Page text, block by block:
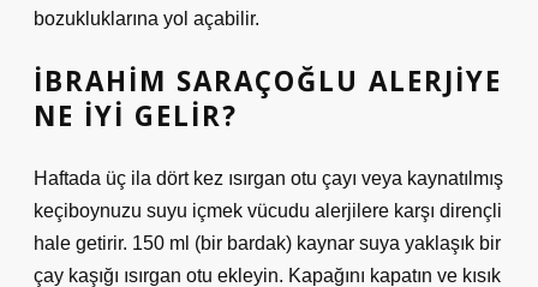
bozukluklarına yol açabilir.
İBRAHIM SARAÇOĞLU ALERJIYE
NE IYI GELIR?
Haftada üç ila dört kez ısırgan otu çayı veya kaynatılmış
keçiboynuzu suyu içmek vücudu alerjilere karşı dirençli
hale getirir. 150 ml (bir bardak) kaynar suya yaklaşık bir
çay kaşığı ısırgan otu ekleyin. Kapağını kapatın ve kısık